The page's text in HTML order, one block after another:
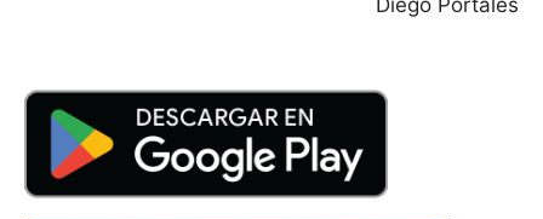
Diego Portales